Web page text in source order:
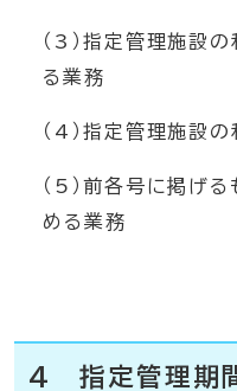
（3）指定管理施設
る業務
（4）指定管理施設
（5）前各号に掲げ
める業務
4 指定管理期